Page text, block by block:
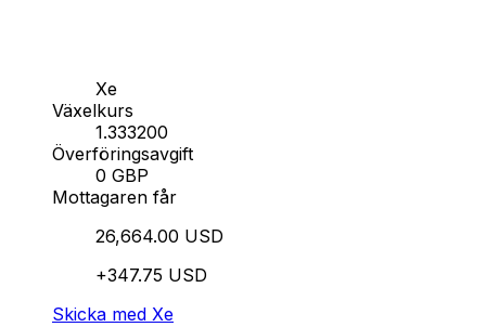
Xe
Växelkurs
1.333200
Överföringsavgift
0 GBP
Mottagaren får
26,664.00 USD
+347.75 USD
Skicka med Xe